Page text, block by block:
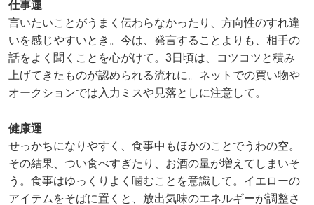
仕事運
言いたいことがうまく伝わらなかったり、方向性のすれ違
いを感じやすいとき。今は、発言することよりも、相手の
話をよく聞くことを心がけて。3日頃は、コツコツと積み
上げてきたものが認められる流れに。ネットでの買い物や
オークションでは入力ミスや見落としに注意して。
健康運
せっかちになりやすく、食事中もほかのことでうわの空。
その結果、つい食べすぎたり、お酒の量が増えてしまいそ
う。食事はゆっくりよく噛むことを意識して。イエローの
アイテムをそばに置くと、放出気味のエネルギーが調整さ